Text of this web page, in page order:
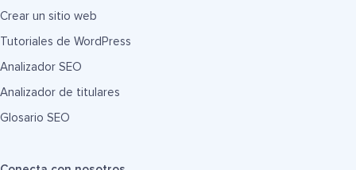
Crear un sitio web
Tutoriales de WordPress
Analizador SEO
Analizador de titulares
Glosario SEO